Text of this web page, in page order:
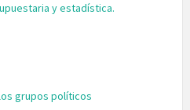
y estadística.
grupos políticos